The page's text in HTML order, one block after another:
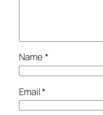
Name*
Email*